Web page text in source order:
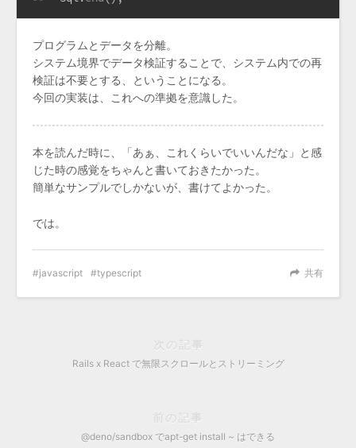
プログラムとデータを分離。
システム境界でデータ検証することで、システム内での再
検証は不要とする、ということになる。
今回の実装は、これへの準拠を意識した。
本を読んだ時に、「あぁ、これくらいでいいんだな」と感
じた時の感覚をちゃんと書いておきたかった。
簡単なサンプルでしかないが、書けてよかった。
では。
共有
javascript typescript
次の記事
Rails x React で無限スクロールとストリーミング
前の記事
@deno/sandbox でapt-get install ~ はできる